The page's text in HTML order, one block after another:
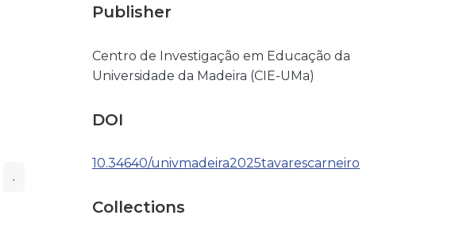
.
Publisher
Centro de Investigação em Educação da
Universidade da Madeira (CIE-UMa)
DOI
10.34640/univmadeira2025tavarescarneiro
Collections